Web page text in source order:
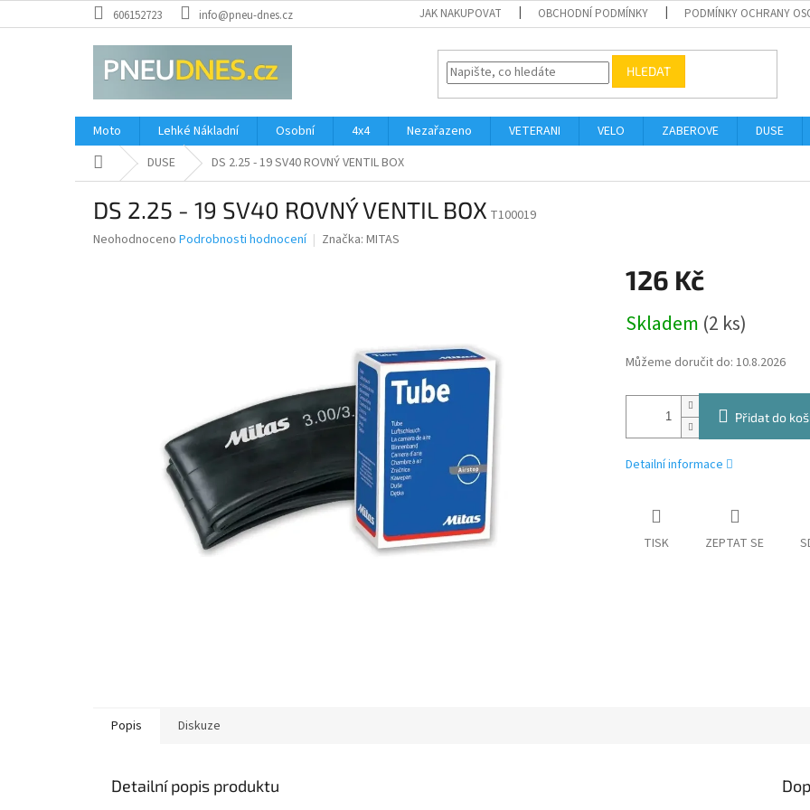
na
606152723 info@pneu-dnes.cz JAK NAKUPOVAT OBCHODNÍ PODMÍNKY PODMÍNKY OCHRANY
HLEDAT
Moto Lehké Nákladní Osobní 4x4 Nezařazeno VETERANI VELO ZABEROVE DUSE
Domů DUSE DS 2.25 - 19 SV40 ROVNÝ VENTIL BOX
DS 2.25 - 19 SV40 ROVNÝ VENTIL BOX T100019
Průměrné
Neohodnoceno Podrobnosti hodnocení Značka: MITAS
126 Kč
cena:
Skladem (2 ks)
Můžeme doručit do: 10.8.2026
Přidat do
Detailní informace
TISK ZEPTAT SE
Popis Diskuze
Detailní popis produktu